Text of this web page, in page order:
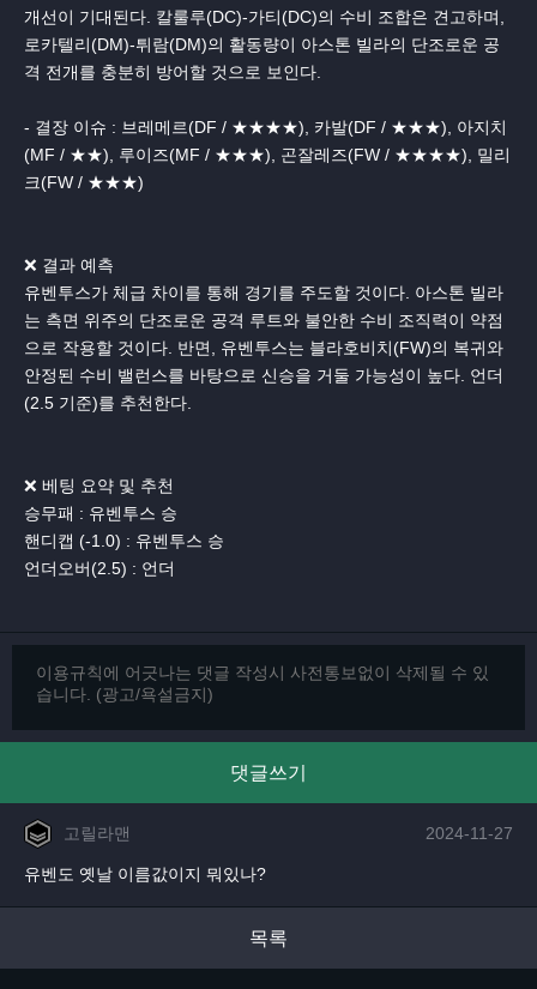
개선이 기대된다. 칼룰루(DC)-가티(DC)의 수비 조합은 견고하며,
로카텔리(DM)-튀람(DM)의 활동량이 아스톤 빌라의 단조로운 공
격 전개를 충분히 방어할 것으로 보인다.
- 결장 이슈 : 브레메르(DF / ★★★★), 카발(DF / ★★★), 아지치
(MF / ★★), 루이즈(MF / ★★★), 곤잘레즈(FW / ★★★★), 밀리
크(FW / ★★★)
❌ 결과 예측
유벤투스가 체급 차이를 통해 경기를 주도할 것이다. 아스톤 빌라
는 측면 위주의 단조로운 공격 루트와 불안한 수비 조직력이 약점
으로 작용할 것이다. 반면, 유벤투스는 블라호비치(FW)의 복귀와
안정된 수비 밸런스를 바탕으로 신승을 거둘 가능성이 높다. 언더
(2.5 기준)를 추천한다.
❌ 베팅 요약 및 추천
승무패 : 유벤투스 승
핸디캡 (-1.0) : 유벤투스 승
언더오버(2.5) : 언더
댓글쓰기
고릴라맨 2024-11-27
유벤도 옛날 이름값이지 뭐있나?
목록